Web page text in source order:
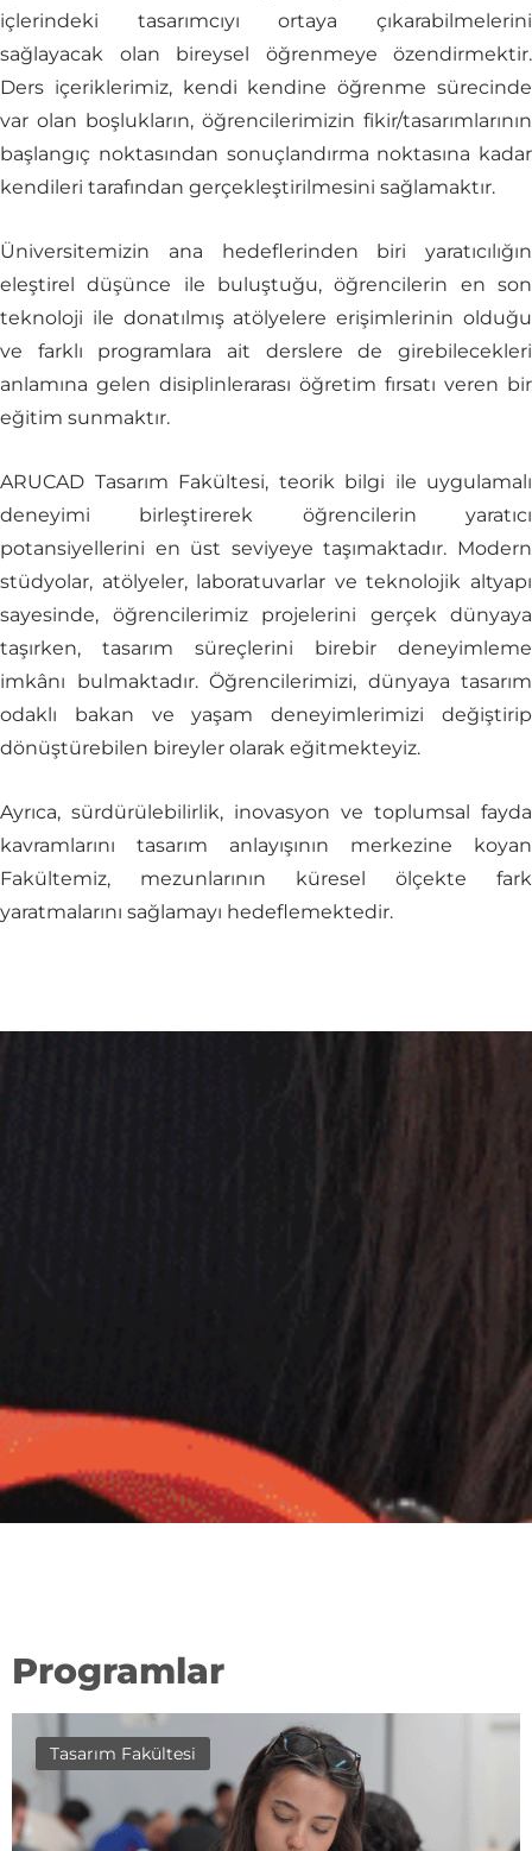
içlerindeki tasarımcıyı ortaya çıkarabilmelerini
sağlayacak olan bireysel öğrenmeye özendirmektir.
Ders içeriklerimiz, kendi kendine öğrenme sürecinde
var olan boşlukların, öğrencilerimizin fikir/tasarımlarının
başlangıç noktasından sonuçlandırma noktasına kadar
kendileri tarafından gerçekleştirilmesini sağlamaktır.
Üniversitemizin ana hedeflerinden biri yaratıcılığın
eleştirel düşünce ile buluştuğu, öğrencilerin en son
teknoloji ile donatılmış atölyelere erişimlerinin olduğu
ve farklı programlara ait derslere de girebilecekleri
anlamına gelen disiplinlerarası öğretim fırsatı veren bir
eğitim sunmaktır.
ARUCAD Tasarım Fakültesi, teorik bilgi ile uygulamalı
deneyimi birleştirerek öğrencilerin yaratıcı
potansiyellerini en üst seviyeye taşımaktadır. Modern
stüdyolar, atölyeler, laboratuvarlar ve teknolojik altyapı
sayesinde, öğrencilerimiz projelerini gerçek dünyaya
taşırken, tasarım süreçlerini birebir deneyimleme
imkânı bulmaktadır. Öğrencilerimizi, dünyaya tasarım
odaklı bakan ve yaşam deneyimlerimizi değiştirip
dönüştürebilen bireyler olarak eğitmekteyiz.
Ayrıca, sürdürülebilirlik, inovasyon ve toplumsal fayda
kavramlarını tasarım anlayışının merkezine koyan
Fakültemiz, mezunlarının küresel ölçekte fark
yaratmalarını sağlamayı hedeflemektedir.
Programlar
Tasarım Fakültesi